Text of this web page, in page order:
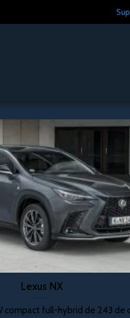
Lexus NX
compact full-hybrid de 243 de